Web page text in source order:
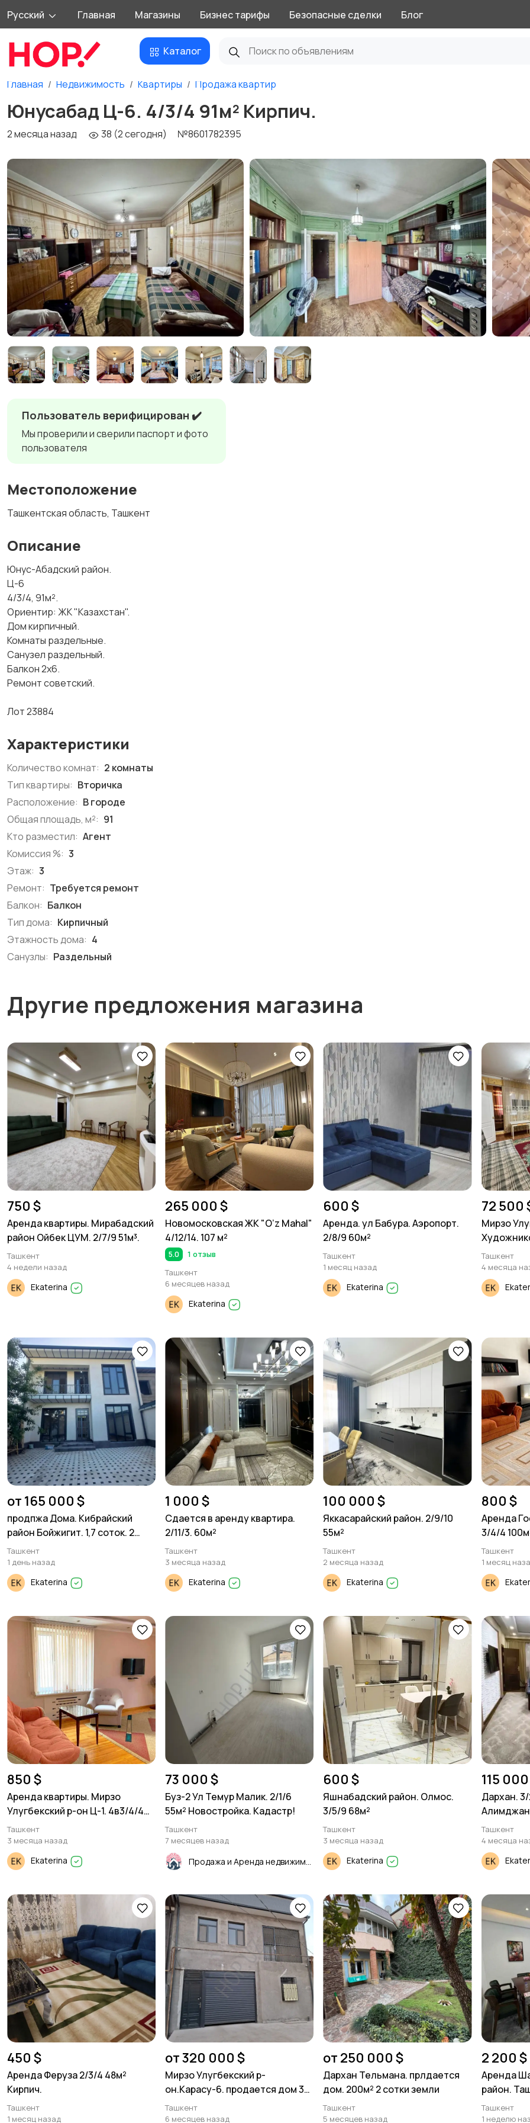
Русский Главная Магазины Бизнес тарифы Безопасные сделки Блог
Каталог
Главная Недвижимость Квартиры Продажа квартир
Юнусабад Ц-6. 4/3/4 91м² Кирпич.
2 месяца назад 38 (2 сегодня) №8601782395
Пользователь верифицирован ✔️
Мы проверили и сверили паспорт и фото
пользователя
Местоположение
Ташкентская область, Ташкент
Описание
Юнус-Абадский район.
Ц-6
4/3/4, 91м².
Ориентир: ЖК "Казахстан".
Дом кирпичный.
Комнаты раздельные.
Санузел раздельный.
Балкон 2х6.
Ремонт советский.
Лот 23884
Характеристики
Количество комнат: 2 комнаты
Тип квартиры: Вторичка
Расположение: В городе
Общая площадь, м²: 91
Кто разместил: Агент
Комиссия %: 3
Этаж: 3
Ремонт: Требуется ремонт
Балкон: Балкон
Тип дома: Кирпичный
Этажность дома: 4
Санузлы: Раздельный
Другие предложения магазина
750 $
Аренда квартиры. Мирабадский
район Ойбек ЦУМ. 2/7/9 51м³.
Ташкент
4 недели назад
Ekaterina
265 000 $
Новомосковская ЖК "O’z Mahal"
4/12/14. 107 м²
5.0
1 отзыв
Ташкент
6 месяцев назад
Ekaterina
600 $
Аренда. ул Бабура. Аэропорт.
2/8/9 60м²
Ташкент
1 месяц назад
Ekaterina
72 500
Мирзо
панель
Ташкент
4 месяца
от 165 000 $
продпжа Дома. Кибрайский
район Бойжигит. 1,7 соток. 2
уровня 5 комнат
Ташкент
1 день назад
Ekaterina
1 000 $
Сдается в аренду квартира.
2/11/3. 60м²
Ташкент
3 месяца назад
Ekaterina
100 000 $
Яккасарайский район. 2/9/10
55м²
Ташкент
2 месяца назад
Ekaterina
800 $
Аренда
3/4/4
Ташкент
1 месяц
850 $
Аренда квартиры. Мирзо
Улугбекский р-он Ц-1. 4в3/4/4
105м²
Ташкент
3 месяца назад
Ekaterina
73 000 $
Буз-2 Ул Темур Малик. 2/1/6
55м² Новостройка. Кадастр!
Ташкент
7 месяцев назад
600 $
Яшнабадский район. Олмос.
3/5/9 68м²
Ташкент
3 месяца назад
Ekaterina
115
Дархан.
Ташкент
4 месяца
450 $
Аренда Феруза 2/3/4 48м²
Кирпич.
Ташкент
1 месяц назад
от 320 000 $
Мирзо Улугбекский р-
он.Карасу-6. продается дом 3
соток. 2 уровня.
Ташкент
6 месяцев назад
от 250 000 $
Дархан Тельмана. прлдается
дом. 200м² 2 сотки земли
Ташкент
5 месяцев назад
2 200 $
Аренда
район.
90м²
Ташкент
1 неделю